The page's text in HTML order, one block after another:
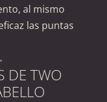
al mismo
las puntas
DE TWO